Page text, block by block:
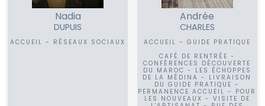
Nadia
DUPUIS
ACCUEIL - RÉSEAUX SOCIAUX
Andrée
CHARLES
ACCUEIL - GUIDE PRATIQUE
CAFÉ DE RENTRÉE -
CONFÉRENCES DÉCOUVERTE
DU MAROC - LES ÉCHOPPES
DE LA MÉDINA - LIVRAISON
DU GUIDE PRATIQUE -
PERMANENCE ACCUEIL - POUR
LES NOUVEAUX - VISITE DE